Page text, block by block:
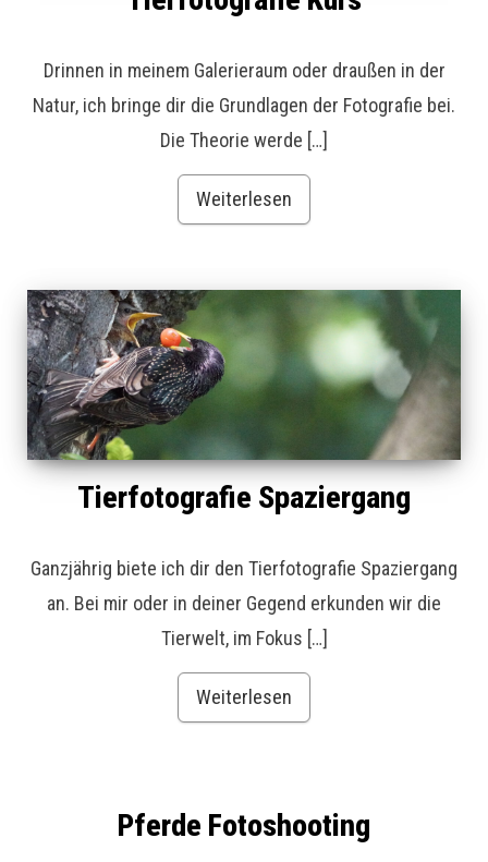
Drinnen in meinem Galerieraum oder draußen in der
Natur, ich bringe dir die Grundlagen der Fotografie bei.
Die Theorie werde […]
Weiterlesen
Tierfotografie Spaziergang
Ganzjährig biete ich dir den Tierfotografie Spaziergang
an. Bei mir oder in deiner Gegend erkunden wir die
Tierwelt, im Fokus […]
Weiterlesen
Pferde Fotoshooting